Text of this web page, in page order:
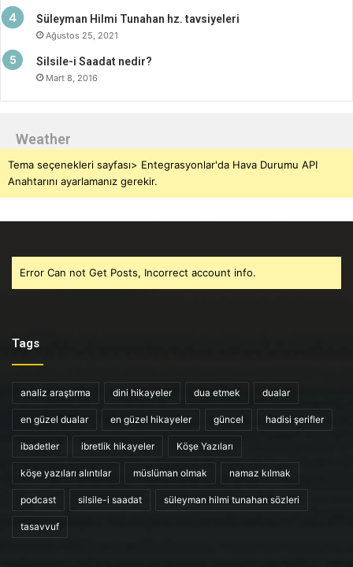
Süleyman Hilmi Tunahan hz. tavsiyeleri
Ağustos 25, 2021
Silsile-i Saadat nedir?
Mart 8, 2016
Weather
Tema seçenekleri sayfası> Entegrasyonlar'da Hava Durumu API
Anahtarını ayarlamanız gerekir.
Error Can not Get Posts, Incorrect account info.
Tags
analiz araştırma dini hikayeler dua etmek dualar
en güzel dualar en güzel hikayeler güncel hadisi şerifler
ibadetler ibretlik hikayeler Köşe Yazıları
köşe yazıları alıntılar müslüman olmak namaz kılmak
podcast silsile-i saadat süleyman hilmi tunahan sözleri
tasavvuf